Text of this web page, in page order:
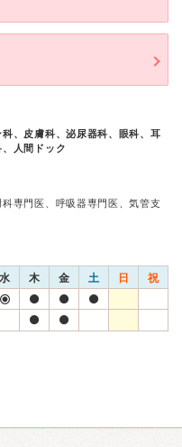
、皮膚科、泌尿器科、眼科、耳
人間ドック
専門医、呼吸器専門医、気管支
水 木 金 土 日 祝